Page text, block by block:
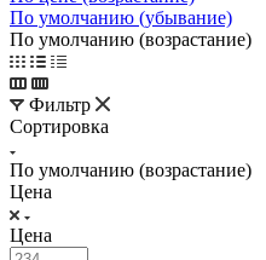
По умолчанию (убывание)
По умолчанию (возрастание)
Фильтр
Сортировка
По умолчанию (возрастание)
Цена
Цена